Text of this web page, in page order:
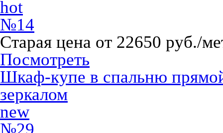
hot
№14
Старая цена от 22650 руб./
Посмотреть
Шкаф-купе в спальню
зеркалом
new